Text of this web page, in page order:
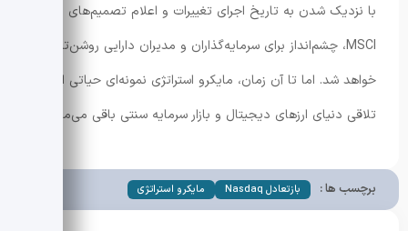
با نزدیک شدن به تاریخ اجرای تغییرات و اعلام تصمیم‌های نهایی
MSCI، چشم‌انداز برای سرمایه‌گذاران و مدیران دارایی روشن‌تر
خواهد شد. اما تا آن زمان، مایکرو استراتژی نمونه‌ای حیاتی از
تلاقی دنیای ارزهای دیجیتال و بازار سرمایه سنتی باقی می‌ماند.
برچسب ها : بازتعادل Nasdaq مایکرو استراتژی